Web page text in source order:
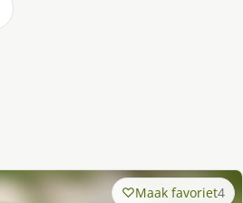
Maak favoriet4